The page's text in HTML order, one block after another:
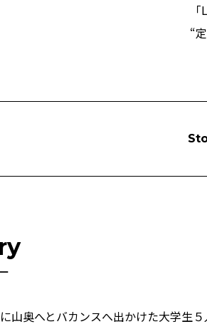
“
山奥へとバカンスへ出かけた大学生